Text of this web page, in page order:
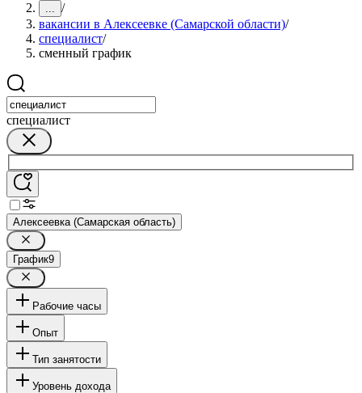
... /
вакансии в Алексеевке (Самарской области)/
специалист/
сменный график
специалист
Алексеевка (Самарская область)
График9
Рабочие часы
Опыт
Тип занятости
Уровень дохода